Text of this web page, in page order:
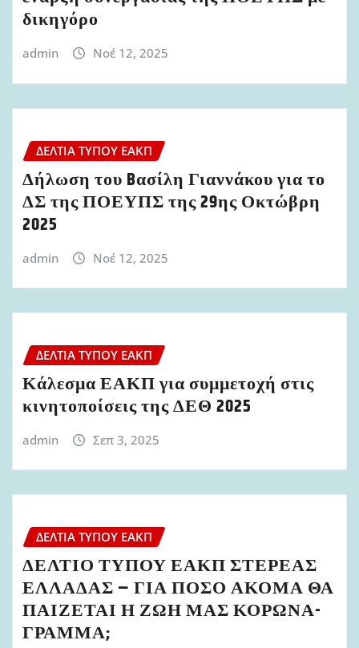
δικηγόρο
admin Νοέ 12, 2025
ΔΕΛΤΊΑ ΤΎΠΟΥ ΕΑΚΠ
Δήλωση του Bασίλη Γιαννάκου για το
ΔΣ της ΠΟΕΥΠΣ της 29ης Οκτώβρη
2025
admin Νοέ 12, 2025
ΔΕΛΤΊΑ ΤΎΠΟΥ ΕΑΚΠ
Κάλεσμα ΕΑΚΠ για συμμετοχή στις
κινητοποίσεις της ΔΕΘ 2025
admin Σεπ 3, 2025
ΔΕΛΤΊΑ ΤΎΠΟΥ ΕΑΚΠ
ΔΕΛΤΙΟ ΤΥΠΟΥ ΕΑΚΠ ΣΤΕΡΕΑΣ
ΕΛΛΑΔΑΣ – ΓΙΑ ΠΟΣΟ ΑΚΟΜΑ ΘΑ
ΠΑΙΖΕΤΑΙ Η ΖΩΗ ΜΑΣ ΚΟΡΩΝΑ-
ΓΡΑΜΜΑ;